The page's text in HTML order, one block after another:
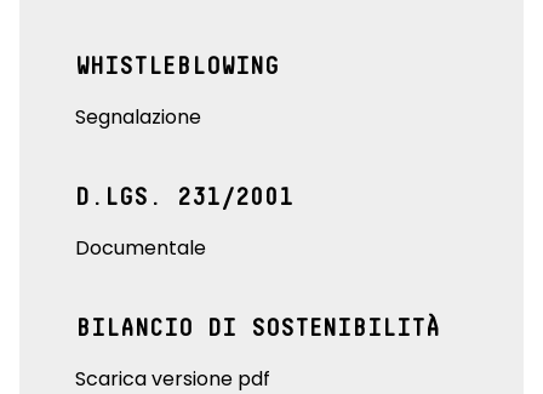
WHISTLEBLOWING
Segnalazione
D.LGS. 231/2001
Documentale
BILANCIO DI SOSTENIBILITÀ
Scarica versione pdf